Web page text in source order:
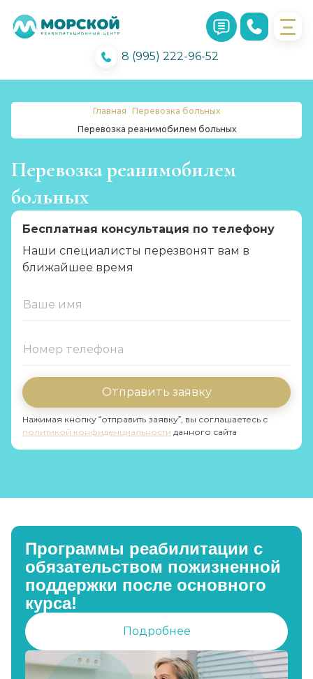
8 (995) 222-96-52
Главная Перевозка больных
Перевозка реанимобилем больных
Перевозка реанимобилем
больных
Бесплатная консультация по телефону
Наши специалисты перезвонят вам в
ближайшее время
Отправить заявку
Нажимая кнопку “отправить заявку”, вы соглашаетесь с
политикой конфиденциальности данного сайта
Программы реабилитации с
обязательством пожизненной
поддержки после основного
курса!
Подробнее